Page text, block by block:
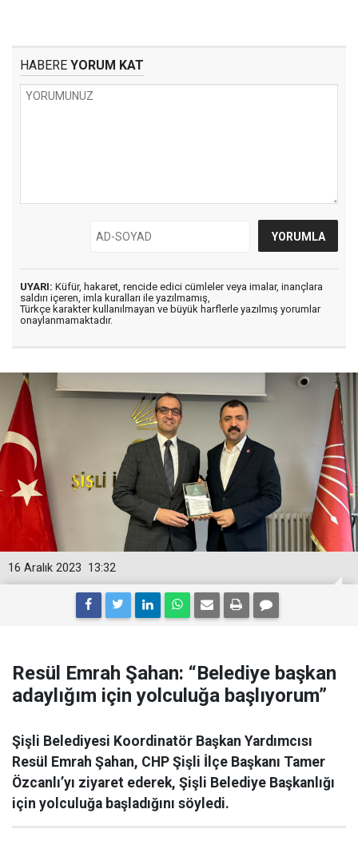
HABERE YORUM KAT
UYARI: Küfür, hakaret, rencide edici cümleler veya imalar, inançlara
saldırı içeren, imla kuralları ile yazılmamış,
Türkçe karakter kullanılmayan ve büyük harflerle yazılmış yorumlar
onaylanmamaktadır.
13:32
16 Aralık 2023
Resül Emrah Şahan: “Belediye başkan
adaylığım için yolculuğa başlıyorum”
Şişli Belediyesi Koordinatör Başkan Yardımcısı
Resül Emrah Şahan, CHP Şişli İlçe Başkanı Tamer
Özcanlı’yı ziyaret ederek, Şişli Belediye Başkanlığı
için yolculuğa başladığını söyledi.